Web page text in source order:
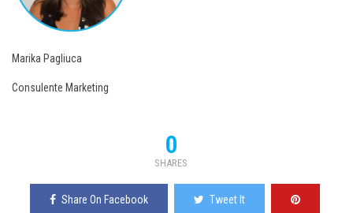
Marika Pagliuca
Consulente Marketing
0
SHARES
Share On Facebook Tweet It